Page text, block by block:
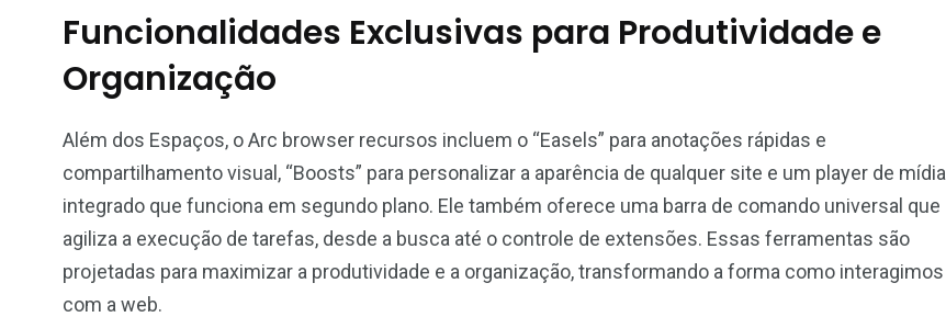
Funcionalidades Exclusivas para Produtividade e
Organização
Além dos Espaços, o Arc browser recursos incluem o “Easels” para anotações rápidas e
compartilhamento visual, “Boosts” para personalizar a aparência de qualquer site e um player de mídia
integrado que funciona em segundo plano. Ele também oferece uma barra de comando universal que
agiliza a execução de tarefas, desde a busca até o controle de extensões. Essas ferramentas são
projetadas para maximizar a produtividade e a organização, transformando a forma como interagimos
com a web.